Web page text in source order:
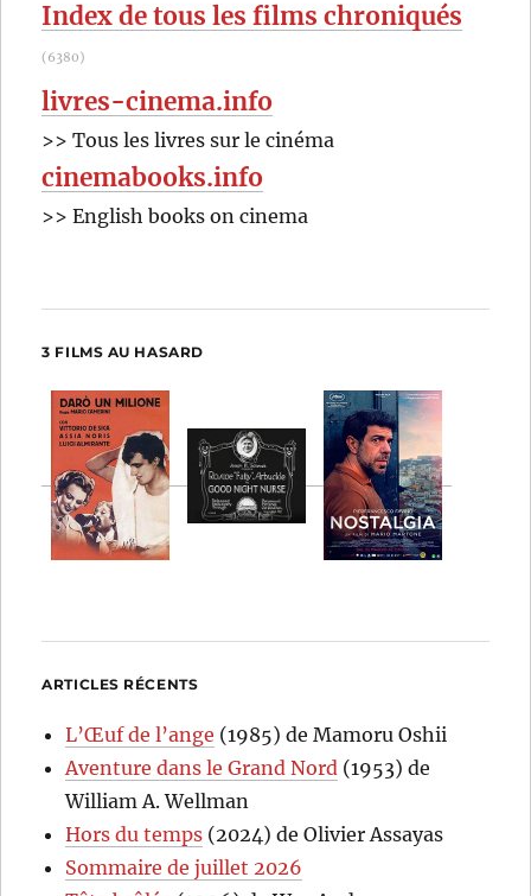
Index de tous les films chroniqués
(6380)
livres-cinema.info
>> Tous les livres sur le cinéma
cinemabooks.info
>> English books on cinema
3 FILMS AU HASARD
ARTICLES RÉCENTS
L’Œuf de l’ange (1985) de Mamoru Oshii
Aventure dans le Grand Nord (1953) de
William A. Wellman
Hors du temps (2024) de Olivier Assayas
Sommaire de juillet 2026